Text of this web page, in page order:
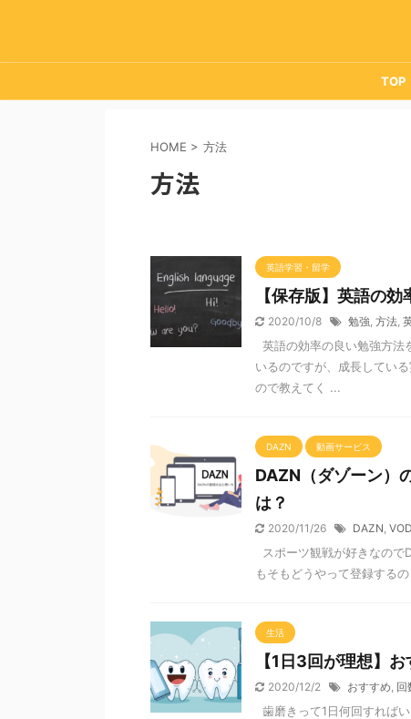
TOP
HOME > 方法
方法
英語学習・留学
【保存版】英語の
2020/10/8 勉強, 方法,
英語の効率の良い勉強方法
いるのですが、成長してい
ので教えてく ...
DAZN 動画サービス
DAZN（ダゾーン）
は？
2020/11/26 DAZN, VOD
スポーツ観戦が好きなので
もそもどうやって登録する
生活
【1日3回が理想】
2020/12/2 おすすめ, 回
歯磨きって1日何回すれば